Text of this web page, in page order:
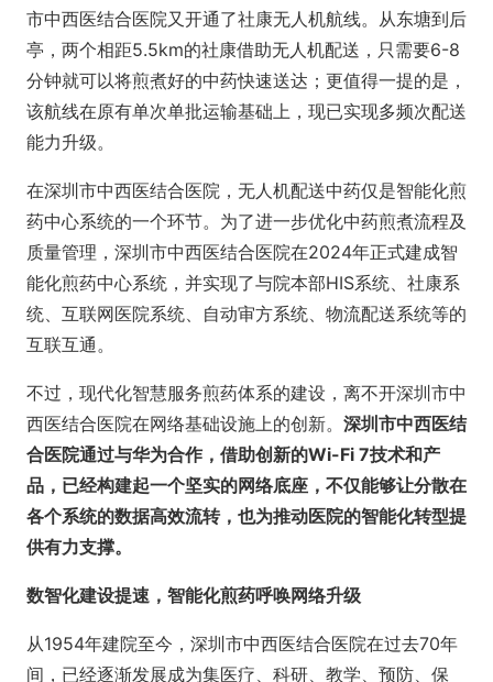
市中西医结合医院又开通了社康无人机航线。从东塘到后
亭，两个相距5.5km的社康借助无人机配送，只需要6-8
分钟就可以将煎煮好的中药快速送达；更值得一提的是，
该航线在原有单次单批运输基础上，现已实现多频次配送
能力升级。
在深圳市中西医结合医院，无人机配送中药仅是智能化煎
药中心系统的一个环节。为了进一步优化中药煎煮流程及
质量管理，深圳市中西医结合医院在2024年正式建成智
能化煎药中心系统，并实现了与院本部HIS系统、社康系
统、互联网医院系统、自动审方系统、物流配送系统等的
互联互通。
不过，现代化智慧服务煎药体系的建设，离不开深圳市中
西医结合医院在网络基础设施上的创新。 深圳市中西医结
合医院通过与华为合作，借助创新的Wi-Fi 7技术和产
品，已经构建起一个坚实的网络底座，不仅能够让分散在
各个系统的数据高效流转，也为推动医院的智能化转型提
供有力支撑。
数智化建设提速，智能化煎药呼唤网络升级
从1954年建院至今，深圳市中西医结合医院在过去70年
间，已经逐渐发展成为集医疗、科研、教学、预防、保